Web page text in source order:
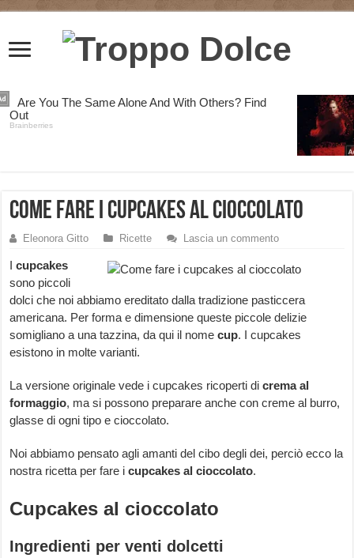
Come fare i cupcakes al cioccolato
Eleonora Gitto Ricette Lascia un commento
Icupcakes
sono piccoli
dolci che noi abbiamo ereditato dalla tradizione pasticcera
americana. Per forma e dimensione queste piccole delizie
somigliano a una tazzina, da qui il nomecup. I cupcakes
esistono in molte varianti.
La versione originale vede i cupcakes ricoperti dicrema al
formaggio, ma si possono preparare anche con creme al burro,
glasse di ogni tipo e cioccolato.
Noi abbiamo pensato agli amanti del cibo degli dei, perciò ecco la
nostra ricetta per fare icupcakes al cioccolato.
Cupcakes al cioccolato
Ingredienti per venti dolcetti